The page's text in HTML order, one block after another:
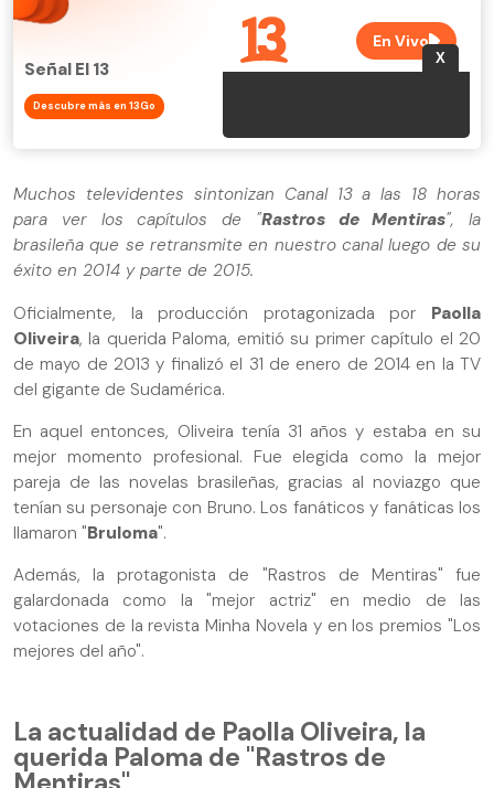
Señal El 13
Descubre más en 13Go
Muchos televidentes sintonizan Canal 13 a las 18 horas
para ver los capítulos de "Rastros de Mentiras", la
brasileña que se retransmite en nuestro canal luego de su
éxito en 2014 y parte de 2015.
Oficialmente, la producción protagonizada por Paolla
Oliveira, la querida Paloma, emitió su primer capítulo el 20
de mayo de 2013 y finalizó el 31 de enero de 2014 en la TV
del gigante de Sudamérica.
En aquel entonces, Oliveira tenía 31 años y estaba en su
mejor momento profesional. Fue elegida como la mejor
pareja de las novelas brasileñas, gracias al noviazgo que
tenían su personaje con Bruno. Los fanáticos y fanáticas los
llamaron "Bruloma".
Además, la protagonista de "Rastros de Mentiras" fue
galardonada como la "mejor actriz" en medio de las
votaciones de la revista Minha Novela y en los premios "Los
mejores del año".
La actualidad de Paolla Oliveira, la
querida Paloma de "Rastros de